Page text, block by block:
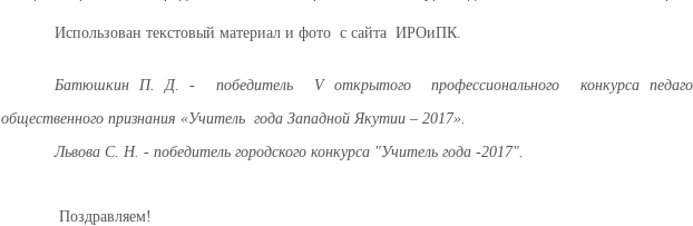
Использован текстовый материал и фото с сайта ИРОиПК.
Батюшкин П. Д. - победитель V открытого профессионального конкурса
общественного признания «Учитель года Западной Якутии – 2017».
Львова С. Н. - победитель городского конкурса "Учитель года -2017".
Поздравляем!